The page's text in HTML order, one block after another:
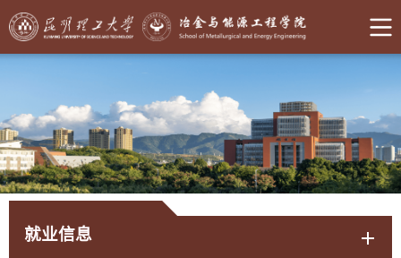
就业信息